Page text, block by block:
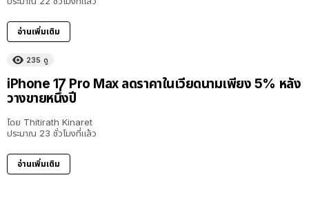
อ่านเพิ่มเติม
235 ดู
iPhone 17 Pro Max ลดราคาในเวียดนามเพียง 5% หลัง
วางขายหนึ่งปี
โดย Thitirath Kinaret
ประมาณ 23 ชั่วโมงที่แล้ว
อ่านเพิ่มเติม